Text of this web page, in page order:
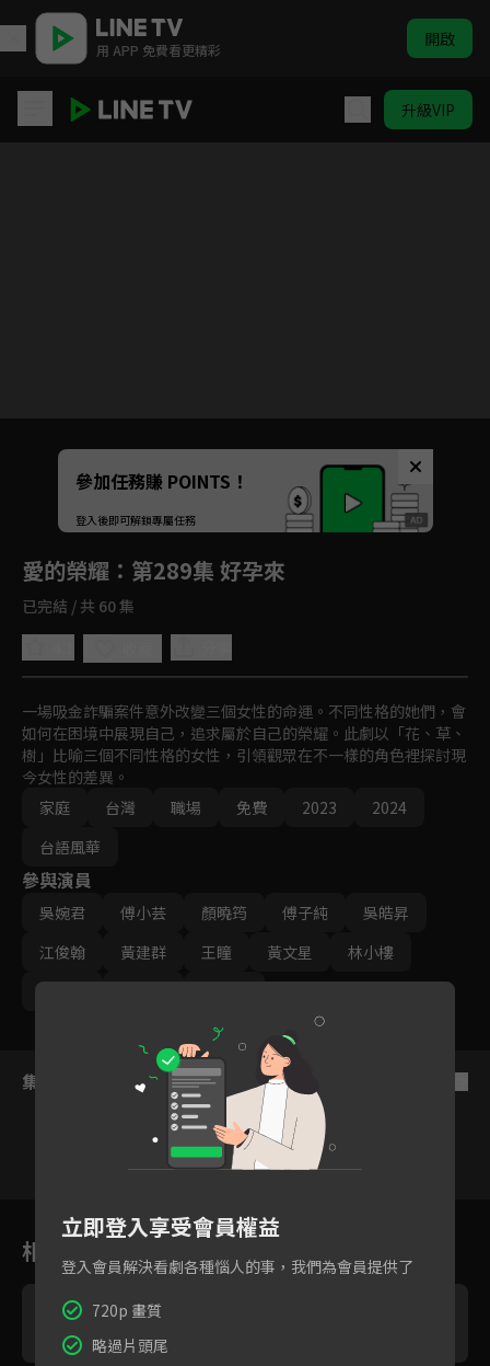
用 APP 免費看更精彩 開啟
升級VIP
Unmute
如有不便請見諒
參加任務賺 POINTS！
登入後即可解鎖專屬任務
愛的榮耀 ：第289集 好孕來
已完結 / 共 60 集
一場吸金詐騙案件意外改變三個女性的命運。不同性格的她們，會
如何在困境中展現自己，追求屬於自己的榮耀。此劇以「花、草、
樹」比喻三個不同性格的女性，引領觀眾在不一樣的角色裡探討現
今女性的差異。
家庭
台灣 職場 免費 2023
2024
台語風華
參與演員
吳婉君 傅小芸 顏曉筠 傅子純
吳皓昇
江俊翰
黃建群 王瞳 黃文星
林小樓
集數列表
286 287 288
相關花絮
立即登入享受會員權益
登入會員解決看劇各種惱人的事，我們為會員提供了
720p 畫質
略過片頭尾